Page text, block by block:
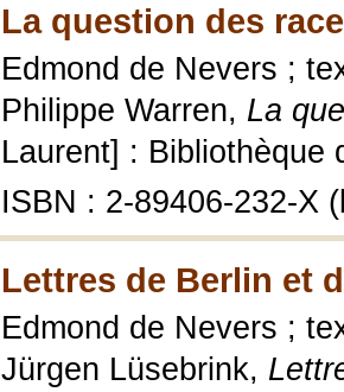
La question des
Edmond de Nevers ;
Philippe Warren, La
Laurent] : Bibliothèque
ISBN : 2-89406-232-X
Lettres de Berlin et
Edmond de Nevers ;
Jürgen Lüsebrink,